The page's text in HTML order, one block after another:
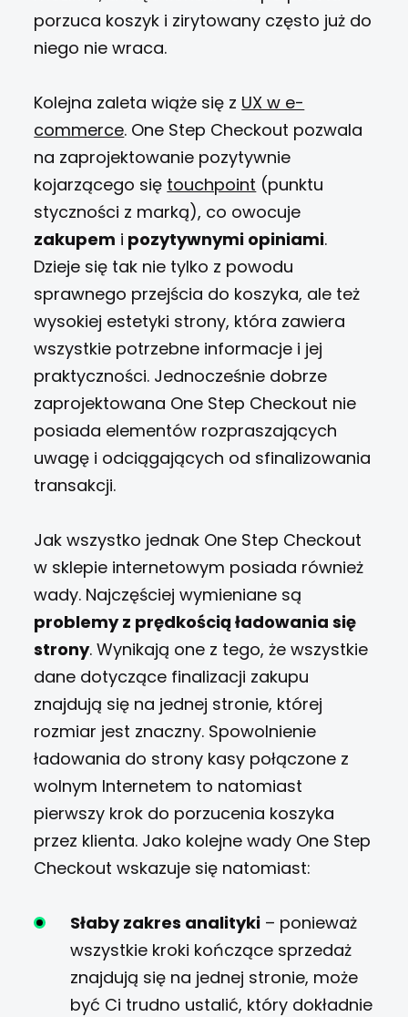
porzuca koszyk i zirytowany często już do
niego nie wraca.
Kolejna zaleta wiąże się z UX w e-
commerce. One Step Checkout pozwala
na zaprojektowanie pozytywnie
kojarzącego się touchpoint (punktu
styczności z marką), co owocuje
zakupem i pozytywnymi opiniami.
Dzieje się tak nie tylko z powodu
sprawnego przejścia do koszyka, ale też
wysokiej estetyki strony, która zawiera
wszystkie potrzebne informacje i jej
praktyczności. Jednocześnie dobrze
zaprojektowana One Step Checkout nie
posiada elementów rozpraszających
uwagę i odciągających od sfinalizowania
transakcji.
Jak wszystko jednak One Step Checkout
w sklepie internetowym posiada również
wady. Najczęściej wymieniane są
problemy z prędkością ładowania się
strony. Wynikają one z tego, że wszystkie
dane dotyczące finalizacji zakupu
znajdują się na jednej stronie, której
rozmiar jest znaczny. Spowolnienie
ładowania do strony kasy połączone z
wolnym Internetem to natomiast
pierwszy krok do porzucenia koszyka
przez klienta. Jako kolejne wady One Step
Checkout wskazuje się natomiast:
Słaby zakres analityki – ponieważ
wszystkie kroki kończące sprzedaż
znajdują się na jednej stronie, może
być Ci trudno ustalić, który dokładnie